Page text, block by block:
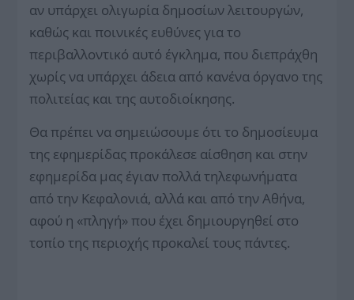
αν υπάρχει ολιγωρία δημοσίων λειτουργών,
καθώς και ποινικές ευθύνες για το
περιβαλλοντικό αυτό έγκλημα, που διεπράχθη
χωρίς να υπάρχει άδεια από κανένα όργανο της
πολιτείας και της αυτοδιοίκησης.
Θα πρέπει να σημειώσουμε ότι το δημοσίευμα
της εφημερίδας προκάλεσε αίσθηση και στην
εφημερίδα μας έγιαν πολλά τηλεφωνήματα
από την Κεφαλονιά, αλλά και από την Αθήνα,
αφού η «πληγή» που έχει δημιουργηθεί στο
τοπίο της περιοχής προκαλεί τους πάντες.